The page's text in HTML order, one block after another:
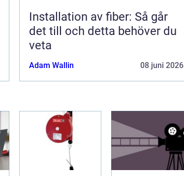
Installation av fiber: Så går
det till och detta behöver du
veta
Adam Wallin 08 juni 2026